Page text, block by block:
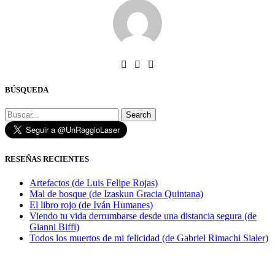
BÚSQUEDA
Search
RESEÑAS RECIENTES
Artefactos (de Luis Felipe Rojas)
Mal de bosque (de Izaskun Gracia Quintana)
El libro rojo (de Iván Humanes)
Viendo tu vida derrumbarse desde una distancia segura (de
Gianni Biffi)
Todos los muertos de mi felicidad (de Gabriel Rimachi Sialer)